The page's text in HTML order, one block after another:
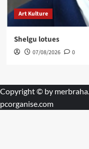
Art Kulture
Shelgu lotues
07/08/2026 0
Copyright © by
pcorganise.com